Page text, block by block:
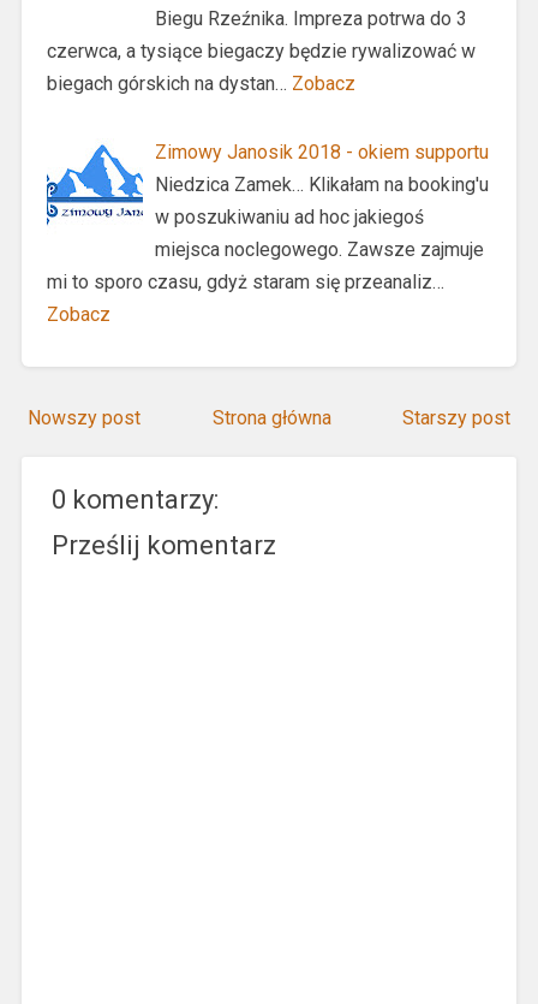
Biegu Rzeźnika. Impreza potrwa do 3
czerwca, a tysiące biegaczy będzie rywalizować w
biegach górskich na dystan… Zobacz
Zimowy Janosik 2018 - okiem supportu
Niedzica Zamek… Klikałam na booking'u
w poszukiwaniu ad hoc jakiegoś
miejsca noclegowego. Zawsze zajmuje
mi to sporo czasu, gdyż staram się przeanaliz…
Zobacz
Nowszy post Starszy post
Strona główna
0 komentarzy:
Prześlij komentarz